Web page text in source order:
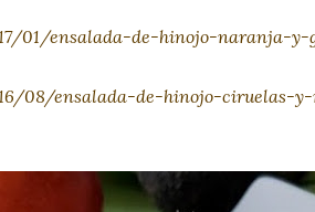
01/ensalada-de-hinojo-naranja-y-
08/ensalada-de-hinojo-ciruelas-